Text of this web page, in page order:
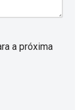
a próxima